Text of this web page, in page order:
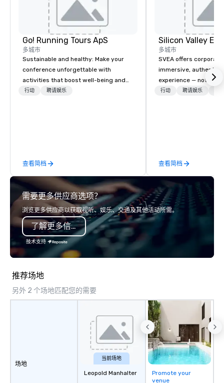
Go! Running Tours ApS
多城市
Sustainable and healthy: Make your
conference unforgettable with
activities that boost well-being and
lower carbon footprints. Explore the
行动 聘请娱乐
查看简档
多城市
SVEA offers
immersive, authentic
experience — not a
transformation. We
offsites. Whether
think like a Silicon
explore the mindsets
world's fastest-
or walk away with a
innovation playbook,
Fully customizable by
行动 聘请娱乐
查看简档
需要更多供应商选项？
浏览更多供应商以获取视听、娱乐、交通及其他活动所需。
了解更多信息
技术支持
推荐场地
另外 2 个场地匹配您的需要
场地
当前场地
Leopold Manhalter
Promote your
venue